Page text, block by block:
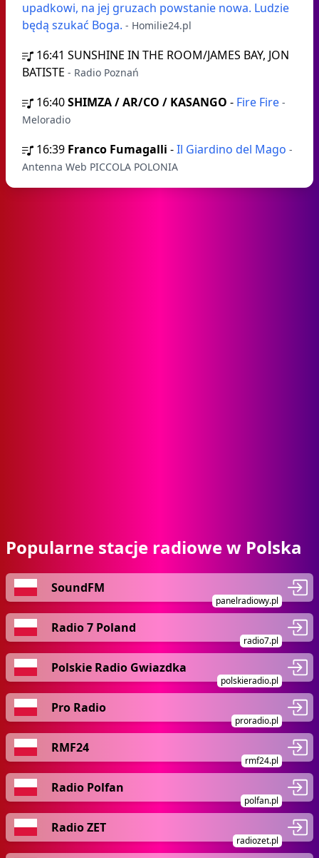
upadkowi, na jej gruzach powstanie nowa. Ludzie
będą szukać Boga. - Homilie24.pl
16:41 SUNSHINE IN THE ROOM/JAMES BAY, JON
BATISTE - Radio Poznań
16:40SHIMZA / AR/CO / KASANGO - Fire Fire -
Meloradio
16:39 Franco Fumagalli -Il Giardino del Mago -
Antenna Web PICCOLA POLONIA
Popularne stacje radiowe w Polska
SoundFM
panelradiowy.pl
Radio 7 Poland
radio7.pl
Polskie Radio Gwiazdka
polskieradio.pl
Pro Radio
proradio.pl
RMF24
rmf24.pl
Radio Polfan
polfan.pl
Radio ZET
radiozet.pl